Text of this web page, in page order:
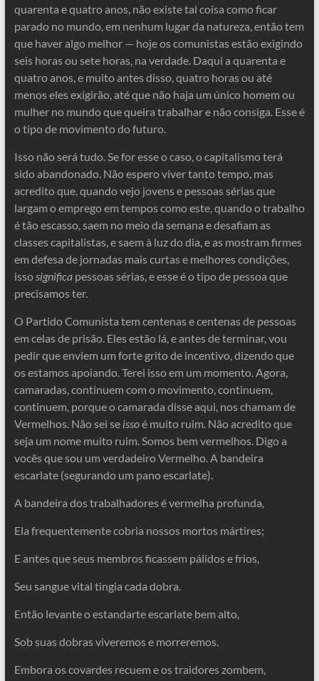
quarenta e quatro anos, não existe tal coisa como ficar
parado no mundo, em nenhum lugar da natureza, então tem
que haver algo melhor — hoje os comunistas estão exigindo
seis horas ou sete horas, na verdade. Daqui a quarenta e
quatro anos, e muito antes disso, quatro horas ou até
menos eles exigirão, até que não haja um único homem ou
mulher no mundo que queira trabalhar e não consiga. Esse é
o tipo de movimento do futuro.
Isso não será tudo. Se for esse o caso, o capitalismo terá
sido abandonado. Não espero viver tanto tempo, mas
acredito que, quando vejo jovens e pessoas sérias que
largam o emprego em tempos como este, quando o trabalho
é tão escasso, saem no meio da semana e desafiam as
classes capitalistas, e saem à luz do dia, e as mostram firmes
em defesa de jornadas mais curtas e melhores condições,
issosignificapessoas sérias, e esse é o tipo de pessoa que
precisamos ter.
O Partido Comunista tem centenas e centenas de pessoas
em celas de prisão. Eles estão lá, e antes de terminar, vou
pedir que enviem um forte grito de incentivo, dizendo que
os estamos apoiando. Terei isso em um momento. Agora,
camaradas, continuem com o movimento, continuem,
continuem, porque o camarada disse aqui, nos chamam de
Vermelhos. Não sei se issoé muito ruim. Não acredito que
seja um nome muito ruim. Somos bem vermelhos. Digo a
vocês que sou um verdadeiro Vermelho. A bandeira
escarlate (segurando um pano escarlate).
A bandeira dos trabalhadores é vermelha profunda,
Ela frequentemente cobria nossos mortos mártires;
E antes que seus membros ficassem pálidos e frios,
Seu sangue vital tingia cada dobra.
Então levante o estandarte escarlate bem alto,
Sob suas dobras viveremos e morreremos.
Embora os covardes recuem e os traidores zombem,